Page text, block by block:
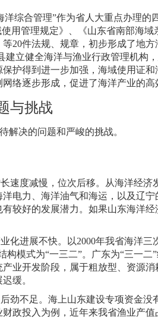
综合管理”作为省人大重点办理的
用管理规定》、《山东省南部海
等20件法规、规章，初步形成了地
建立健全海洋与渔业行政管理机构
护得到进一步加强，海域使用证
络逐步形成，促进了海洋产业的高
与挑战
解决的问题和严峻的挑战。
速度减慢，位次后移。从海洋经济
电力、海洋油气和海运，以及辽
较好的发展潜力。如果山东海洋
化进展不快。以2000年我省海洋三
构模式为“一三二”。广东为“三一
业开发阶段，属于粗放型、资源
缓。
劲不足。海上山东建设专项资金
政投入为例，近年来我省渔业产值